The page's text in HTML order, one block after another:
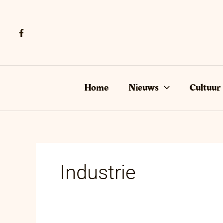
Home Nieuws Cultuur
Industrie